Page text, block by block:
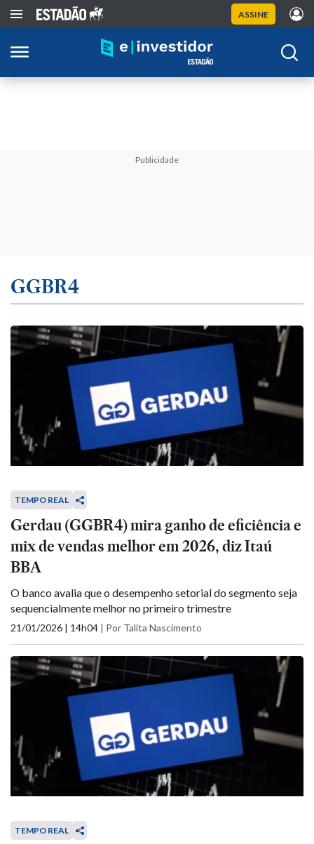
ASSINE
Publicidade
GGBR4
TEMPO REAL
Gerdau (GGBR4) mira ganho de eficiência e
mix de vendas melhor em 2026, diz Itaú
BBA
O banco avalia que o desempenho setorial do segmento seja
sequencialmente melhor no primeiro trimestre
21/01/2026 | 14h04 | Por Talita Nascimento
TEMPO REAL